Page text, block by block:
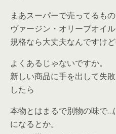
まあスーパーで売ってるも
ヴァージン・オリーブオイ
規格なら大丈夫なんですけ
よくあるじゃないですか。
新しい商品に手を出して失
したら
本物とはまるで別物の味で
になるとか。